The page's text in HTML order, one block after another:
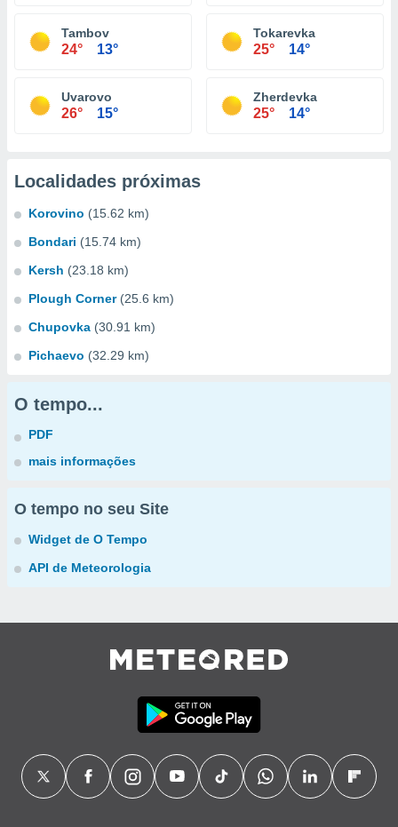
Tambov
24° 13°
Tokarevka
25° 14°
Uvarovo
26° 15°
Zherdevka
25° 14°
Localidades próximas
Korovino (15.62 km)
Bondari (15.74 km)
Kersh (23.18 km)
Plough Corner (25.6 km)
Chupovka (30.91 km)
Pichaevo (32.29 km)
O tempo...
PDF
mais informações
O tempo no seu Site
Widget de O Tempo
API de Meteorologia